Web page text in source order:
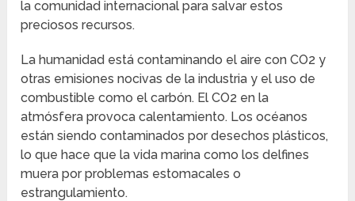
la comunidad internacional para salvar estos
preciosos recursos.
La humanidad está contaminando el aire con CO2 y
otras emisiones nocivas de la industria y el uso de
combustible como el carbón. El CO2 en la
atmósfera provoca calentamiento. Los océanos
están siendo contaminados por desechos plásticos,
lo que hace que la vida marina como los delfines
muera por problemas estomacales o
estrangulamiento.